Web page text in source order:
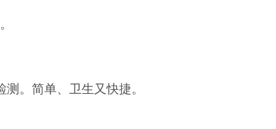
。
。简单、卫生又快捷。